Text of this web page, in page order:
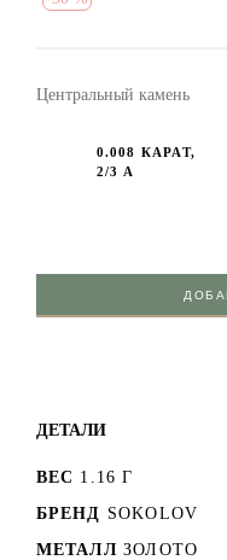
Центральный камень
0.008 КАРАТ,
2/3 А
ДЕТАЛИ
ВЕС 1.16 Г
БРЕНД SOKOLOV
МЕТАЛЛ ЗОЛОТО